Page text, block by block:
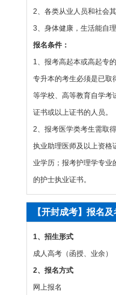
2、各类从业人员和社会其
3、身体健康，生活能自
报名条件：
1、报考高起本或高起专
专升本的考生必须是已取
等学校、高等教育自学考
证书或以上证书的人员。
2、报考医学类考生需取
执业助理医师及以上资格
业学历；报考护理学专业
的护士执业证书。
【开封成考】报名
1、招生形式
成人高考（函授、业余）
2、报名方式
网上报名